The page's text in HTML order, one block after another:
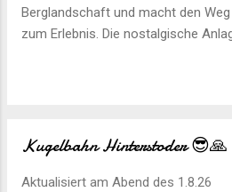
Berglandschaft und macht den
zum Erlebnis. Die nostalgische
guter Erinnerung bleiben. Diese
ersetzt. Bis dahin lohnt es sich,
Sesselbahn noch einmal zu
Google Maps Location
Kugelbahn Hinterstoder 😎🙏
Aktualisiert am Abend des 1.8.26